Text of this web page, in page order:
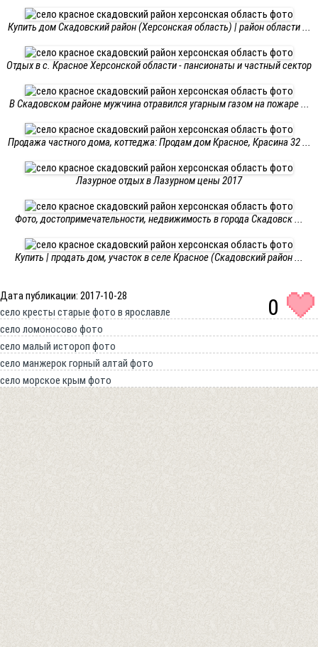
Купить дом Скадовский район (Херсонская область) | район области ...
Отдых в с. Красное Херсонской области - пансионаты и частный сектор
В Скадовском районе мужчина отравился угарным газом на пожаре ...
Продажа частного дома, коттеджа: Продам дом Красное, Красина 32 ...
Лазурное отдых в Лазурном цены 2017
Фото, достопримечательности, недвижимость в города Скадовск ...
Купить | продать дом, участок в селе Красное (Скадовский район ...
Дата публикации: 2017-10-28 0
село кресты старые фото в ярославле
село ломоносово фото
село малый истороп фото
село манжерок горный алтай фото
село морское крым фото